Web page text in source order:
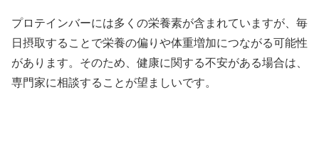
プロテインバーには多くの栄養素が含まれていますが、毎
日摂取することで栄養の偏りや体重増加につながる可能性
があります。そのため、健康に関する不安がある場合は、
専門家に相談することが望ましいです。